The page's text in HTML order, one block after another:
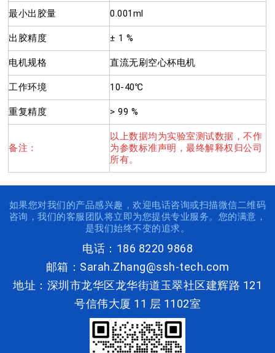
最小出胶量 0.001ml
出胶精度 ± 1 %
电机规格 直流无刷空心杯电机
工作环境 10-40℃
重复精度 > 99 %
备注：
以上数据均为实验室测试数据，不作
为参数标准声明，最终解释权归公司
所有。
如果您对我们的产品感兴趣，欢迎电话咨询或扫描微信二维码
咨询，我们的客服团队将立即为您提供专业服务。您的满意，
是我们始终不变的追求。
电话：186 8220 9868
邮箱：Sarah.Zhang@ssh-tech.com
地址：深圳市龙华区龙华街道玉翠社区建辉路 121
号信伟大厦 11 层 1102室